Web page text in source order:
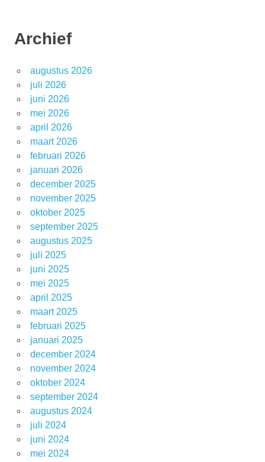
Archief
augustus 2026
juli 2026
juni 2026
mei 2026
april 2026
maart 2026
februari 2026
januari 2026
december 2025
november 2025
oktober 2025
september 2025
augustus 2025
juli 2025
juni 2025
mei 2025
april 2025
maart 2025
februari 2025
januari 2025
december 2024
november 2024
oktober 2024
september 2024
augustus 2024
juli 2024
juni 2024
mei 2024